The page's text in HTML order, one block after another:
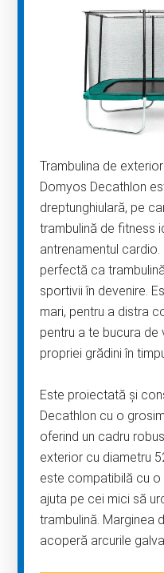
Trambulina de
Domyos Decathlon
dreptunghiulară, pe
trambulină de fitness
antrenamentul
perfectă ca
sportivii în devenire.
mari, pentru a distra
pentru a te bucura de
propriei grădini în
Este proiectată și
Decathlon cu o
oferind un cadru
exterior cu diametru
este compatibilă cu
ajuta pe cei mici să
trambulină. Marginea
acoperă arcurile